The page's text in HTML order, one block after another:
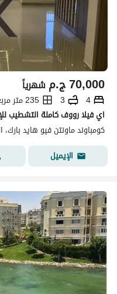
ج.م70,000 شهرياً
4
3
235 متر مربع
اي فيلا رووف كاملة التشطيب
الإيميل